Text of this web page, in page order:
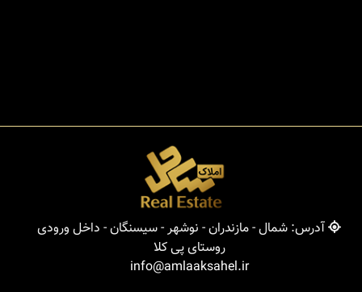
آدرس: شمال - مازندران - نوشهر - سیسنگان - داخل ورودی
روستای پی کلا
info@amlaaksahel.ir